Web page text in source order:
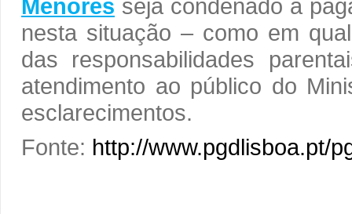
Menores seja condenado a
nesta situação – como em
das responsabilidades
atendimento ao público do
esclarecimentos.
Fonte: http://www.pgdlisboa.pt/